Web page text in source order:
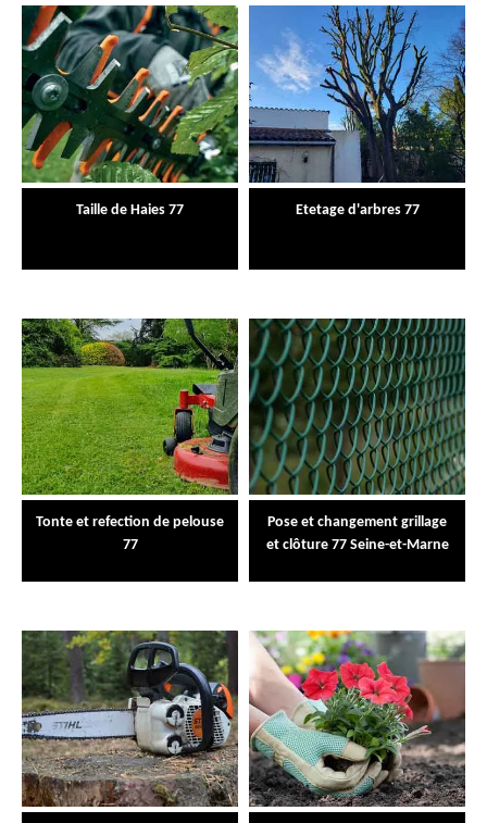
Taille de Haies 77 Etetage d'arbres 77
Tonte et refection de pelouse
77
Pose et changement grillage
et clôture 77 Seine-et-Marne